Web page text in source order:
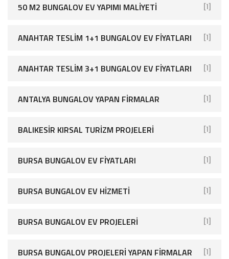
50 M2 BUNGALOV EV YAPIMI MALIYETI [1]
ANAHTAR TESLIM 1+1 BUNGALOV EV FIYATLARI [1]
ANAHTAR TESLIM 3+1 BUNGALOV EV FIYATLARI [1]
ANTALYA BUNGALOV YAPAN FIRMALAR [1]
BALIKESIR KIRSAL TURIZM PROJELERI [1]
BURSA BUNGALOV EV FIYATLARI [1]
BURSA BUNGALOV EV HIZMETI [1]
BURSA BUNGALOV EV PROJELERI [1]
BURSA BUNGALOV PROJELERI YAPAN FIRMALAR [1]